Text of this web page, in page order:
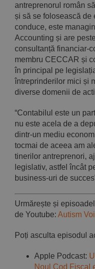
antreprenorul român
și să se folosească de
conduce, este
Accounting și are
consultanță financiar-
membru CECCAR și
în principal pe
întreprinderilor mici și
diverse domenii de
“Contabilul este un
nu este acela de a
dintr-un mediu
tocmai de aceea am
tinerilor antreprenori,
legislativ, astfel încât
business-uri de
Urmărește și
de Youtube: Autism
Poți asculta episodul
Apple Podcast:
Noul Cod Fiscal